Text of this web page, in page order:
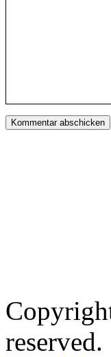
reserved.